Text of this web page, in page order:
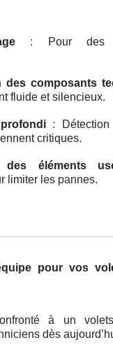
: Pour des
des composants
fluide et silencieux.
: Détection
critiques.
des éléments
limiter les pannes.
pour vos
à un
dès